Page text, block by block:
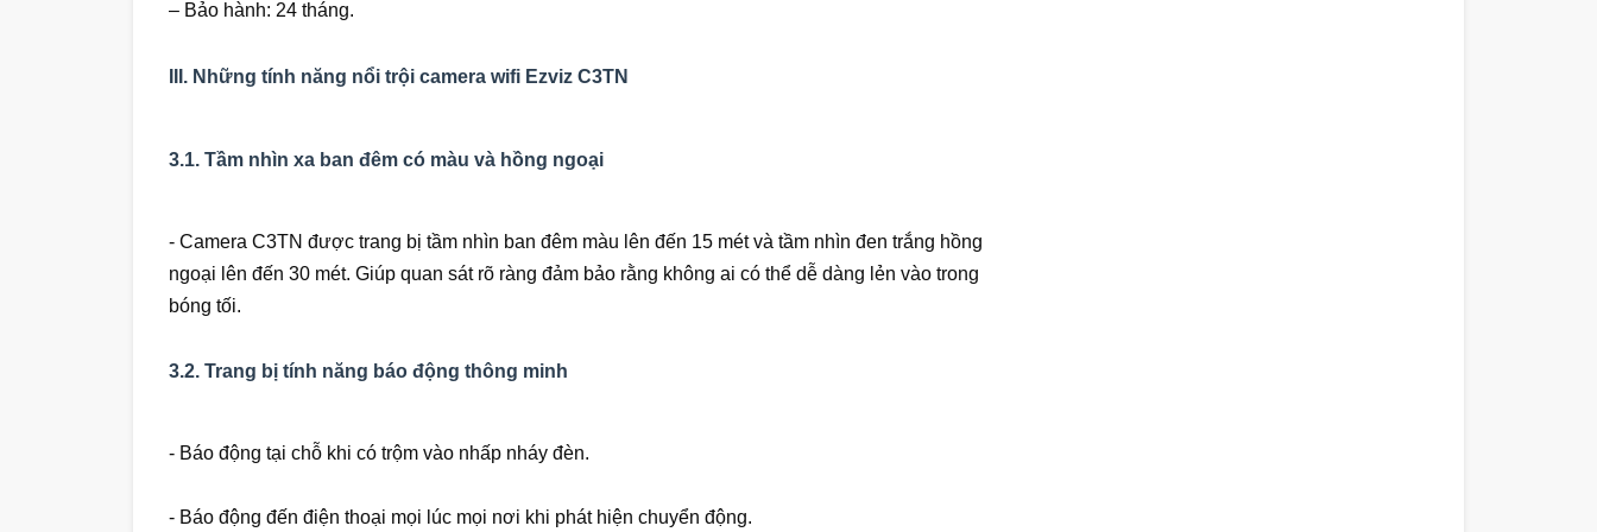
– Bảo hành: 24 tháng.
III. Những tính năng nổi trội camera wifi Ezviz C3TN
3.1. Tầm nhìn xa ban đêm có màu và hồng ngoại
- Camera C3TN được trang bị tầm nhìn ban đêm màu lên đến 15 mét và tầm nhìn đen trắng hồng
ngoại lên đến 30 mét. Giúp quan sát rõ ràng đảm bảo rằng không ai có thể dễ dàng lẻn vào trong
bóng tối.
3.2. Trang bị tính năng báo động thông minh
- Báo động tại chỗ khi có trộm vào nhấp nháy đèn.
- Báo động đến điện thoại mọi lúc mọi nơi khi phát hiện chuyển động.